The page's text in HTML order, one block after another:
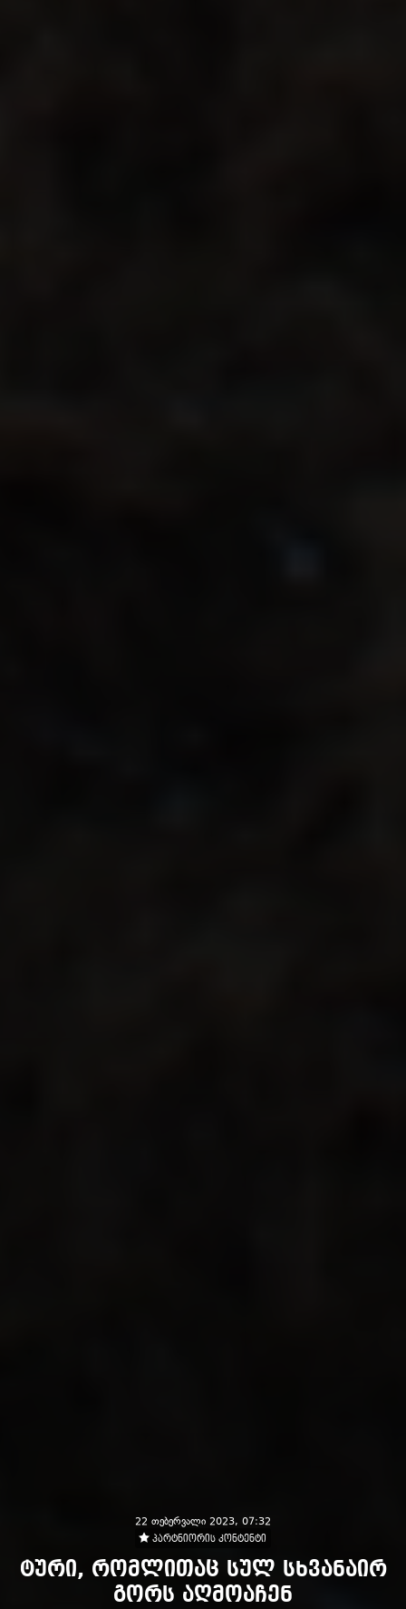
22 თებერვალი 2023, 07:32
პარტნიორის კონტენტი
ტური, რომლითაც სულ სხვანაირ
გორს აღმოაჩენ